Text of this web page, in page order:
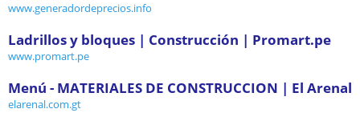
www.generadordeprecios.info
Ladrillos y bloques | Construcción | Promart.pe
www.promart.pe
Menú - MATERIALES DE CONSTRUCCION | El Arenal
elarenal.com.gt